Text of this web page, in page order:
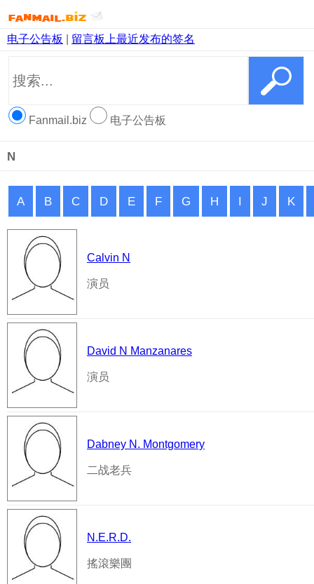
电子公告板 留言板上最近发布的签名
Fanmail.biz 电子公告板
N
A B C D E F G H I J K
Calvin N
演员
David N Manzanares
演员
Dabney N. Montgomery
二战老兵
N.E.R.D.
搖滾樂團